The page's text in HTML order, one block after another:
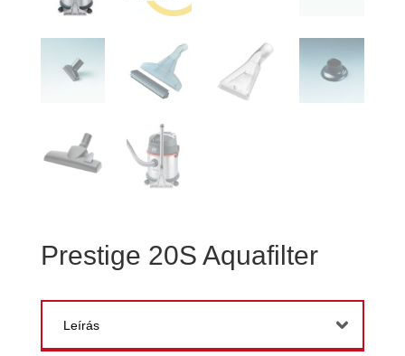
Prestige 20S Aquafilter
Leírás